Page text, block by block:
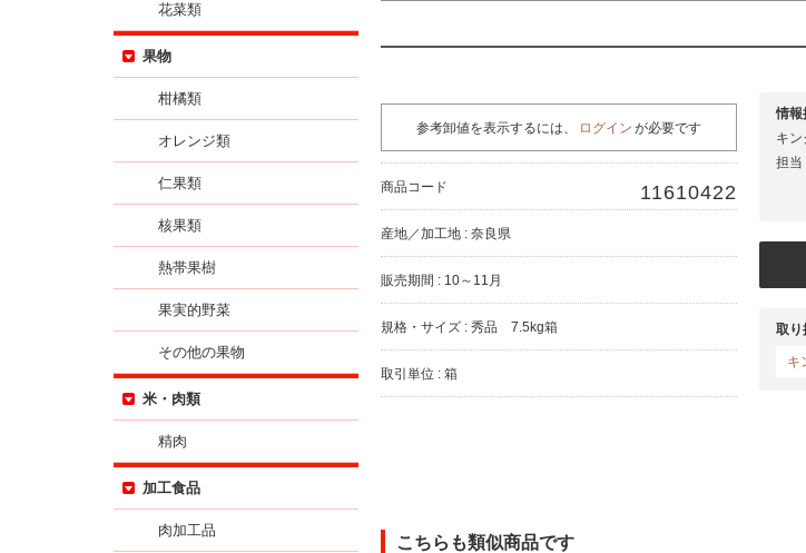
参考卸値を表示するには、 ログイン が必要です
商品コード 11610422
産地／加工地 : 奈良県
販売期間 : 10～11月
規格・サイズ : 秀品 7.5kg箱
取引単位 : 箱
情報
キン
担当
取り
キ
こちらも類似商品です
花菜類
果物
柑橘類
オレンジ類
仁果類
核果類
熱帯果樹
果実的野菜
その他の果物
米・肉類
精肉
加工食品
肉加工品